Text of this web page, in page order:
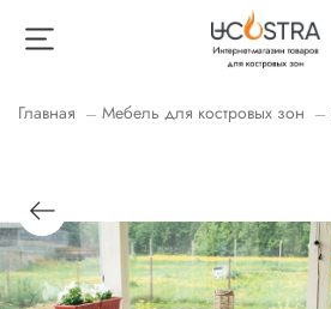
Главная Мебель для костровых зон